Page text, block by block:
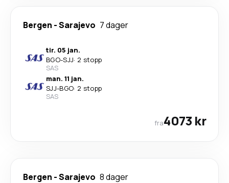
Bergen -Sarajevo 7 dager
tir. 05 jan.
BGO-SJJ· 2 stopp
SAS
man. 11 jan.
SJJ-BGO· 2 stopp
SAS
fra4073 kr
Bergen -Sarajevo 8 dager